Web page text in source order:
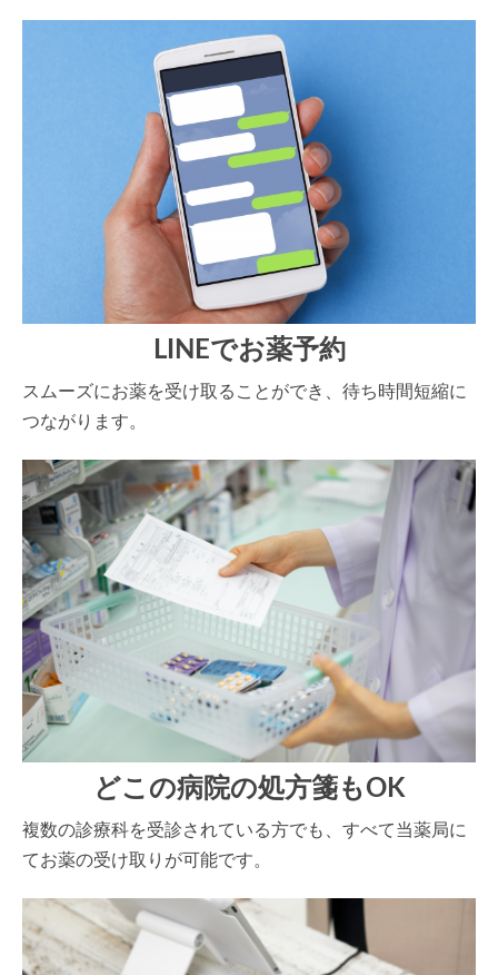
LINEでお薬予約
スムーズにお薬を受け取ることができ、待ち時間短縮に
つながります。
どこの病院の処方箋もOK
複数の診療科を受診されている方でも、すべて当薬局に
てお薬の受け取りが可能です。